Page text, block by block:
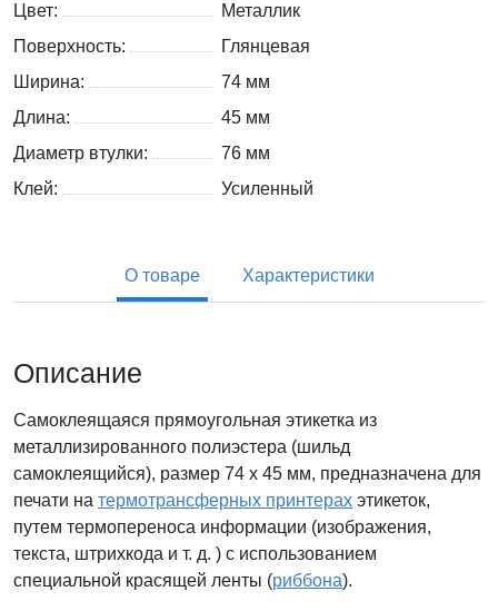
Цвет:
Металлик
Поверхность:
Глянцевая
Ширина:
74 мм
Длина:
45 мм
Диаметр втулки:
76 мм
Клей:
Усиленный
О товаре Характеристики
Описание
Самоклеящаяся прямоугольная этикетка из
металлизированного полиэстера (шильд
самоклеящийся), размер 74 x 45 мм, предназначена для
печати на термотрансферных принтерах этикеток,
путем термопереноса информации (изображения,
текста, штрихкода и т. д. ) с использованием
специальной красящей ленты (риббона).